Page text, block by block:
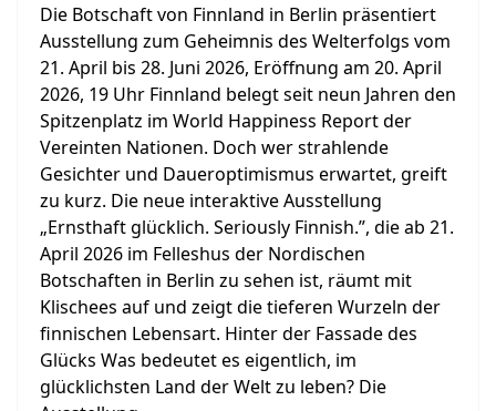
Die Botschaft von Finnland in Berlin präsentiert
Ausstellung zum Geheimnis des Welterfolgs vom
21. April bis 28. Juni 2026, Eröffnung am 20. April
2026, 19 Uhr Finnland belegt seit neun Jahren den
Spitzenplatz im World Happiness Report der
Vereinten Nationen. Doch wer strahlende
Gesichter und Daueroptimismus erwartet, greift
zu kurz. Die neue interaktive Ausstellung
„Ernsthaft glücklich. Seriously Finnish.”, die ab 21.
April 2026 im Felleshus der Nordischen
Botschaften in Berlin zu sehen ist, räumt mit
Klischees auf und zeigt die tieferen Wurzeln der
finnischen Lebensart. Hinter der Fassade des
Glücks Was bedeutet es eigentlich, im
glücklichsten Land der Welt zu leben? Die